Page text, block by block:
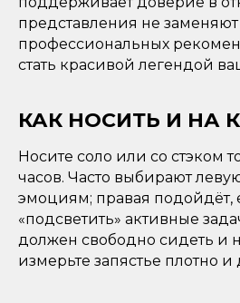
представления не заменяют
профессиональных
стать красивой легендой
КАК НОСИТЬ И НА
Носите соло или со стэком
часов. Часто выбирают
эмоциям; правая подойдёт,
«подсветить» активные
должен свободно сидеть и
измерьте запястье плотно и